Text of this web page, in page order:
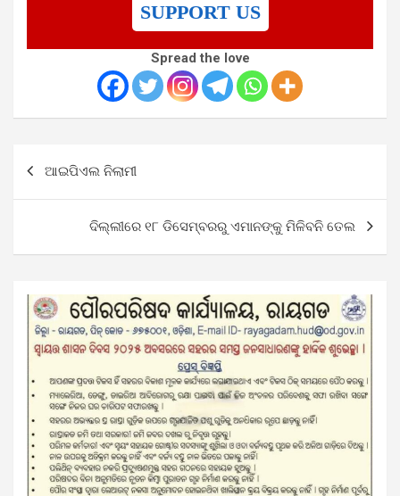
SUPPORT US
Spread the love
ଆଇପିଏଲ ନିଲାମୀ
ଦିଲ୍ଲୀରେ ୧୮ ଡିସେମ୍ବରରୁ ଏମାନଙ୍କୁ ମିଳିବନି ତେଲ